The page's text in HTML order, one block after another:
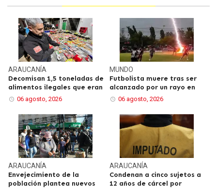
ARAUCANÍA
Decomisan 1,5 toneladas de
alimentos ilegales que eran
06 agosto, 2026
MUNDO
Futbolista muere tras ser
alcanzado por un rayo en
06 agosto, 2026
ARAUCANÍA
Envejecimiento de la
población plantea nuevos
ARAUCANÍA
Condenan a cinco sujetos a
12 años de cárcel por